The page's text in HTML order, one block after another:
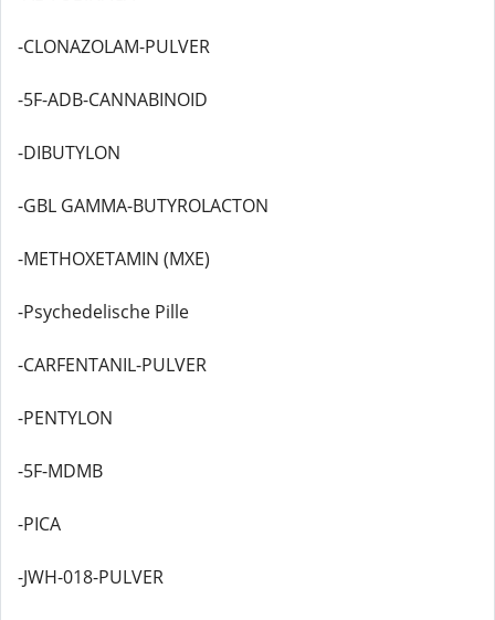
-CLONAZOLAM-PULVER
-5F-ADB-CANNABINOID
-DIBUTYLON
-GBL GAMMA-BUTYROLACTON
-METHOXETAMIN (MXE)
-Psychedelische Pille
-CARFENTANIL-PULVER
-PENTYLON
-5F-MDMB
-PICA
-JWH-018-PULVER